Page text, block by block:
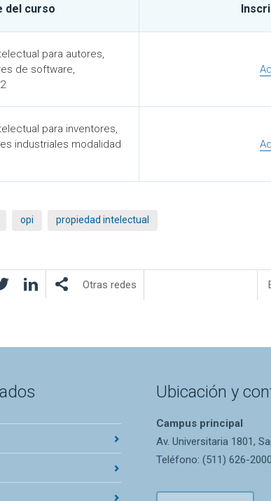
del curso
para autores,
de software,
para inventores,
industriales modalidad
opi propiedad intelectual
LinkedIn Otras redes
Ubicación y
Campus principal
Av. Universitaria 1801,
Teléfono: (511) 626-2000